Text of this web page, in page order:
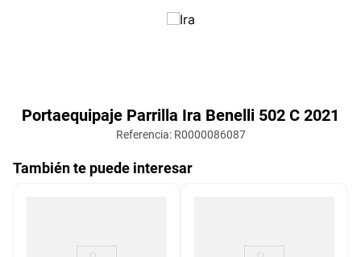
Portaequipaje Parrilla Ira Benelli 502 C 2021
Referencia: R0000086087
También te puede interesar